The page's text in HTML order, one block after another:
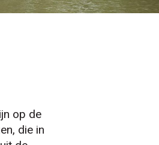
op de
die in